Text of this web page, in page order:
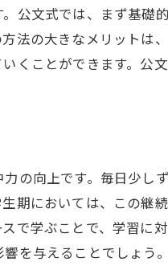
指導方法
材の活用法
期的展望
習の効果と鶴見区での
長期的効果
とその背景
公文式では、まず基礎
法の大きなメリットは
くことができます。公
の向上です。毎日少し
期においては、この継
で学ぶことで、学習に
を与えることでしょう。